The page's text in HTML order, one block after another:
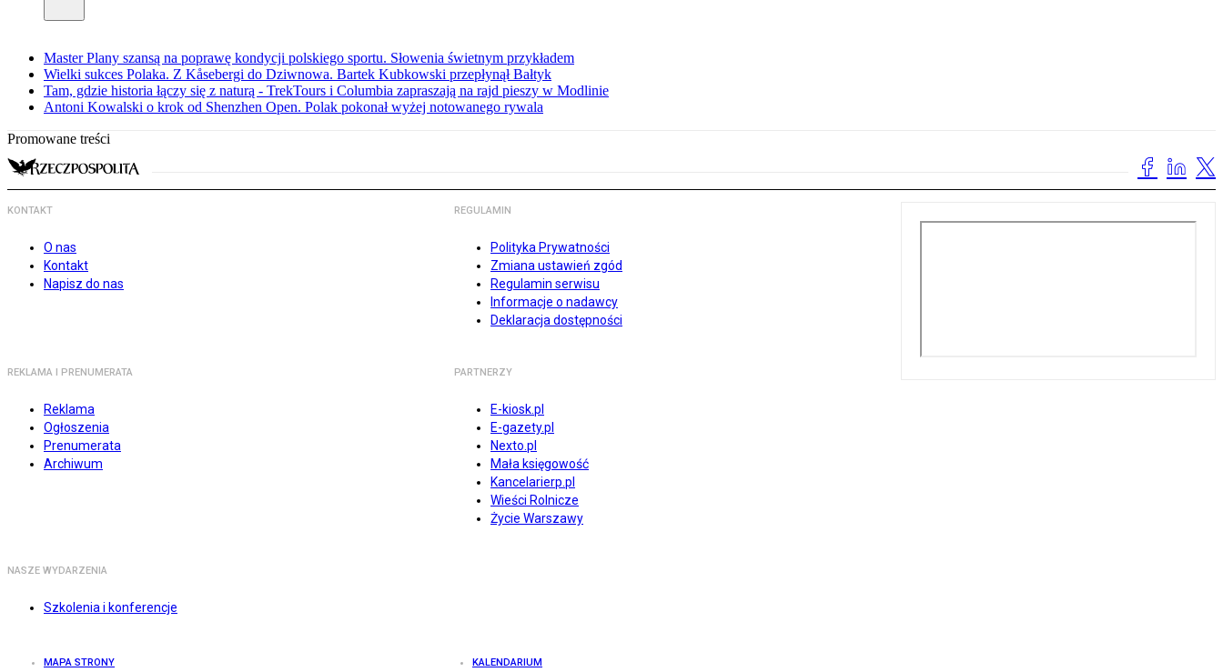
Master Plany szansą na poprawę kondycji polskiego sportu. Słowenia świetnym przykładem
Wielki sukces Polaka. Z Kåsebergi do Dziwnowa. Bartek Kubkowski przepłynął Bałtyk
Tam, gdzie historia łączy się z naturą - TrekTours i Columbia zapraszają na rajd pieszy w Modlinie
Antoni Kowalski o krok od Shenzhen Open. Polak pokonał wyżej notowanego rywala
Promowane treści
KONTAKT
O nas
Kontakt
Napisz do nas
REGULAMIN
Polityka Prywatności
Zmiana ustawień zgód
Regulamin serwisu
Informacje o nadawcy
Deklaracja dostępności
REKLAMA I PRENUMERATA
Reklama
Ogłoszenia
Prenumerata
Archiwum
PARTNERZY
E-kiosk.pl
E-gazety.pl
Nexto.pl
Mała księgowość
Kancelarierp.pl
Wieści Rolnicze
Życie Warszawy
NASZE WYDARZENIA
Szkolenia i konferencje
MAPA STRONY KALENDARIUM